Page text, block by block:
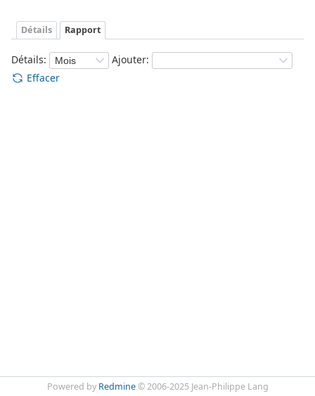
Détails Rapport
Détails: Ajouter:
Effacer
Powered by Redmine© 2006-2025 Jean-Philippe Lang